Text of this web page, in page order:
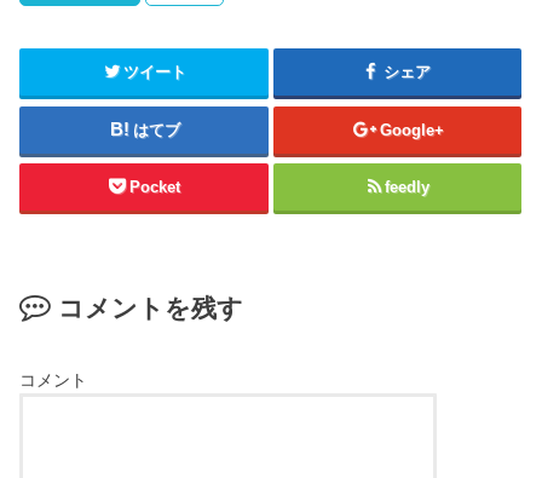
ツイート シェア
はてブ Google+
Pocket feedly
コメントを残す
コメント